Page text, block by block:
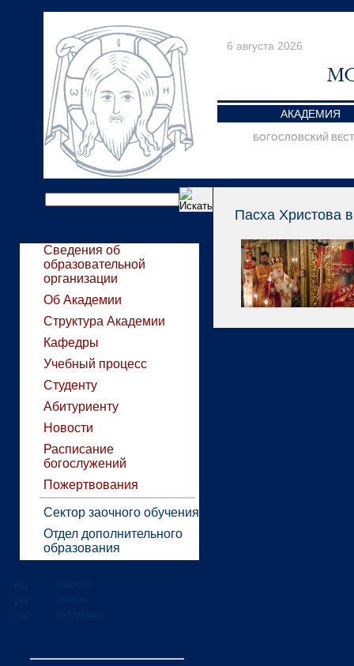
6 августа 2026
АКАДЕМИЯ
БОГОСЛОВСКИЙ
Сведения об
образовательной
организации
Об Академии
Структура Академии
Кафедры
Учебный процесс
Студенту
Абитуриенту
Новости
Расписание
богослужений
Пожертвования
Сектор заочного обучения
Отдел дополнительного
образования
Пасха Христова